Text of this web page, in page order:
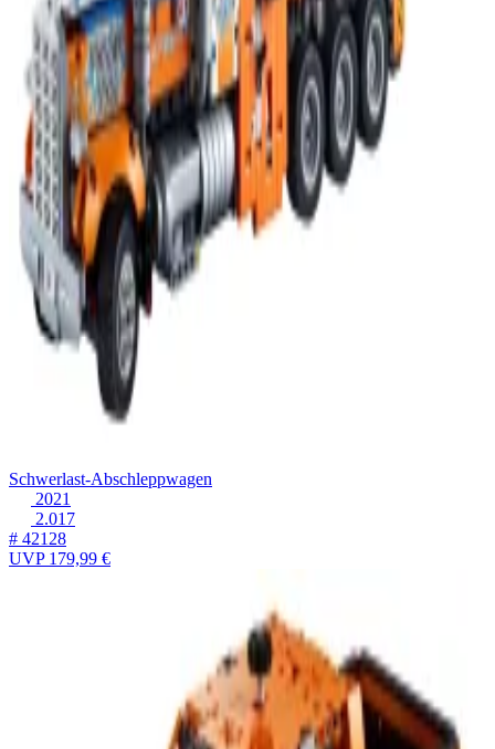
Schwerlast-Abschleppwagen
2021
2.017
# 42128
UVP179,99 €